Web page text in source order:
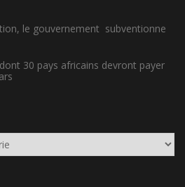
le gouvernement subventionne
30 pays africains devront payer